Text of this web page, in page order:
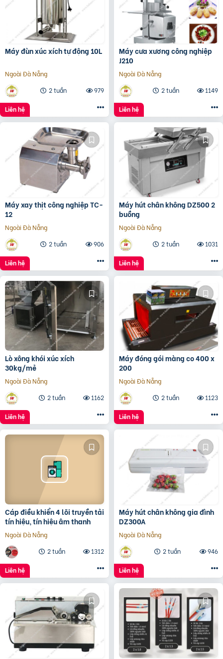
Máy đùn xúc xích tự động 10L
Ngoài Đà Nẵng
2 tuần
979
Liên hệ
Máy cưa xương công nghiệp
J210
Ngoài Đà Nẵng
2 tuần
1149
Liên hệ
Máy xay thịt công nghiệp TC-
12
Ngoài Đà Nẵng
2 tuần
906
Liên hệ
Máy hút chân không DZ500 2
buồng
Ngoài Đà Nẵng
2 tuần
1031
Liên hệ
Lò xông khói xúc xích
30kg/mẻ
Ngoài Đà Nẵng
2 tuần
1162
Liên hệ
Máy đóng gói màng co 400 x
200
Ngoài Đà Nẵng
2 tuần
1123
Liên hệ
Cáp điều khiển 4 lõi truyền tải
tín hiệu, tín hiệu âm thanh
Ngoài Đà Nẵng
2 tuần
1312
Liên hệ
Máy hút chân không gia đình
DZ300A
Ngoài Đà Nẵng
2 tuần
946
Liên hệ